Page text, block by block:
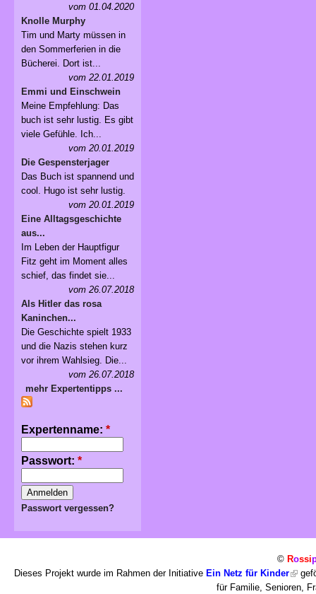
vom 01.04.2020
Knolle Murphy
Tim und Marty müssen in
den Sommerferien in die
Bücherei. Dort ist...
vom 22.01.2019
Emmi und Einschwein
Meine Empfehlung: Das
buch ist sehr lustig. Es gibt
viele Gefühle. Ich...
vom 20.01.2019
Die Gespensterjager
Das Buch ist spannend und
cool. Hugo ist sehr lustig.
vom 20.01.2019
Eine Alltagsgeschichte
aus...
Im Leben der Hauptfigur
Fitz geht im Moment alles
schief, das findet sie...
vom 26.07.2018
Als Hitler das rosa
Kaninchen...
Die Geschichte spielt 1933
und die Nazis stehen kurz
vor ihrem Wahlsieg. Die...
vom 26.07.2018
mehr Expertentipps ...
Expertenname: *
Passwort: *
Passwort vergessen?
© Rossi
Dieses Projekt wurde im Rahmen der Initiative Ein Netz für Kinder
für Familie, Senioren,